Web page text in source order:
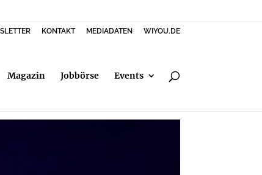
KONTAKT MEDIADATEN WIYOU.DE
Magazin Jobbörse Events